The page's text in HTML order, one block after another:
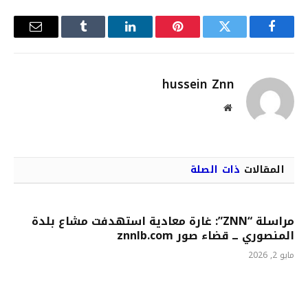
فيسبوك تويتر بينتيريستلينكدإن Tumblr
البريد
hussein Znn
موقع
المقالات ذات الصلة
مراسلة “ZNN”: غارة معادية استهدفت مشاع بلدة
المنصوري ــ قضاء صور znnlb.com
مايو 2, 2026